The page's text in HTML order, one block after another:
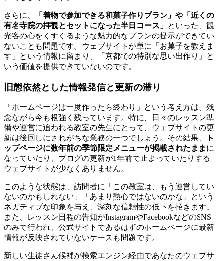
さらに、
「着物で参加できる和菓子作りプラン」や「近くの
有名寺院の拝観とセットになった半日コース」 といった、観
光客の心をくすぐるような魅力的なプランの提示ができてい
ないことも問題です。ウェブサイトが単に「お菓子を教えま
す」という情報に留まり、「京都での特別な思い出作り」と
いう価値を提供できていないのです。
旧態依然とした情報発信と更新の滞り
「ホームページは一度作ったら終わり」という考え方は、残
念ながら今も根強く残っています。特に、日々のレッスン準
備や運営に追われる教室の先生にとって、ウェブサイトの更
新は後回しにされがちな業務の一つでしょう。その結果、
ト
ップページに数年前の季節限定メニューが掲載されたまま に
なっていたり、ブログの更新が1年前で止まっていたりする
ウェブサイトが少なくありません。
このような状態は、訪問者に「この教室は、もう運営してい
ないのかもしれない」「あまり熱心ではないのかな」という
ネガティブな印象を与え、深刻な信頼性の低下を招きます。
また、レッスン日程の告知がInstagramやFacebookなどのSNS
のみで行われ、公式サイトであるはずのホームページに最新
情報が反映されていないケースも問題です。
新しい生徒さん候補が検索エンジン経由であなたのウェブサ